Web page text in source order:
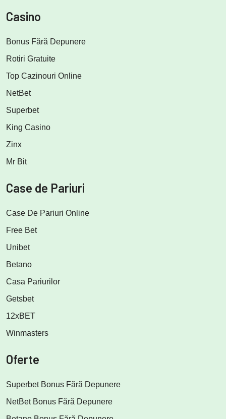
Casino
Bonus Fără Depunere
Rotiri Gratuite
Top Cazinouri Online
NetBet
Superbet
King Casino
Zinx
Mr Bit
Case de Pariuri
Case De Pariuri Online
Free Bet
Unibet
Betano
Casa Pariurilor
Getsbet
12xBET
Winmasters
Oferte
Superbet Bonus Fără Depunere
NetBet Bonus Fără Depunere